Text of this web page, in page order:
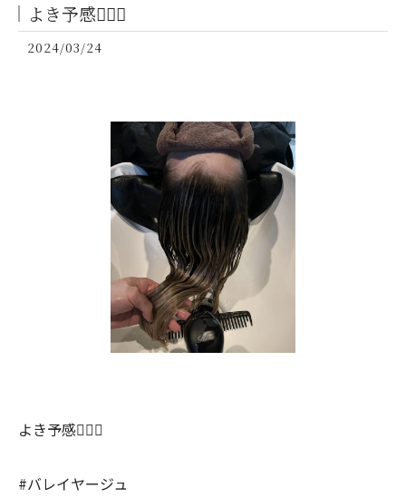
よき予感💆🏼‍♀️
2024/03/24
よき予感💆🏼‍♀️
#バレイヤージュ